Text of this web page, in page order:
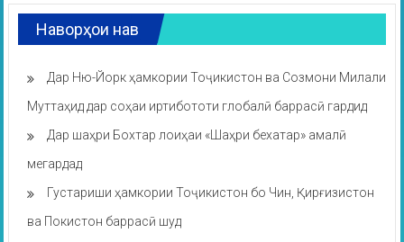
Наворҳои нав
Дар Ню-Йорк ҳамкории Тоҷикистон ва Созмони Милали
Муттаҳид дар соҳаи иртибототи глобалӣ баррасӣ гардид
Дар шаҳри Бохтар лоиҳаи «Шаҳри бехатар» амалӣ
мегардад
Густариши ҳамкории Тоҷикистон бо Чин, Қирғизистон
ва Покистон баррасӣ шуд